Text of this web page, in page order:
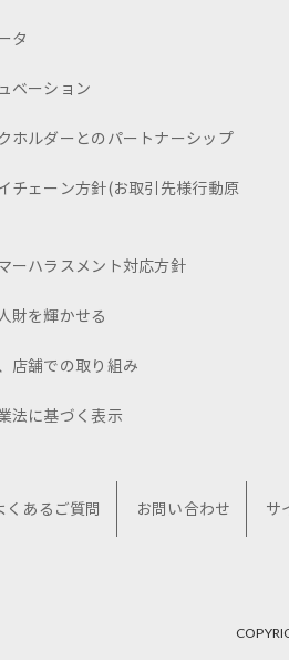
タ
ベーション
ホルダーとのパートナーシップ
チェーン方針(お取引先様行動原
ーハラスメント対応方針
財を輝かせる
店舗での取り組み
法に基づく表示
くあるご質問 お問い合わせ サ